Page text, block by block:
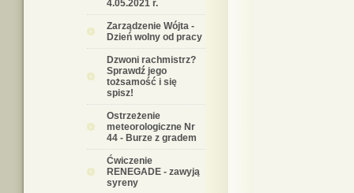
4.05.2021 r.
Zarządzenie Wójta -
Dzień wolny od pracy
Dzwoni rachmistrz?
Sprawdź jego
tożsamość i się
spisz!
Ostrzeżenie
meteorologiczne Nr
44 - Burze z gradem
Ćwiczenie
RENEGADE - zawyją
syreny